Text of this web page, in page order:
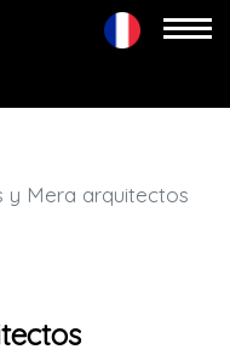
y Mera arquitectos